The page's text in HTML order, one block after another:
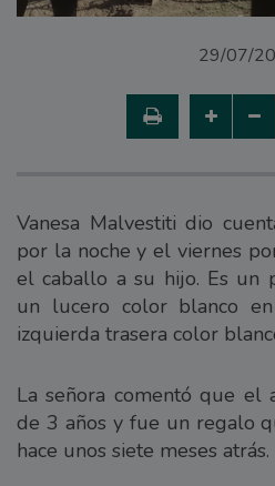
29/07/
Vanesa Malvestiti dio
por la noche y el viernes
el caballo a su hijo. Es un
un lucero color blanco
izquierda trasera color
La señora comentó que el
de 3 años y fue un regalo
hace unos siete meses atrás.